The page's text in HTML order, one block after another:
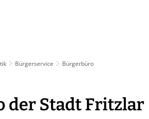
Bürgerservice Bürgerbüro
der Stadt Fritzlar